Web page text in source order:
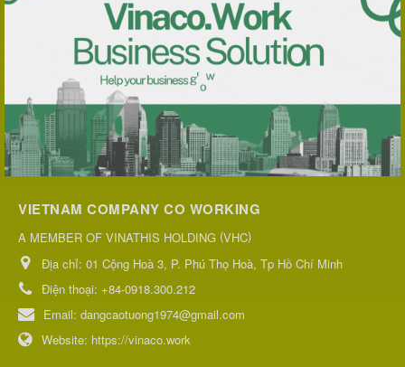
VIETNAM COMPANY CO WORKING
A MEMBER OF VINATHIS HOLDING (VHC)
Địa chỉ: 01 Cộng Hoà 3, P. Phú Thọ Hoà, Tp Hồ Chí Minh
Điện thoại: +84-0918.300.212
Email: dangcaotuong1974@gmail.com
Website: https://vinaco.work